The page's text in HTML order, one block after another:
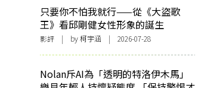
只要你不怕我就行——從《大盜歌
王》看邱剛健女性形象的誕生
影評 | by 柯宇涵 | 2026-07-28
Nolan斥AI為「透明的特洛伊木馬」